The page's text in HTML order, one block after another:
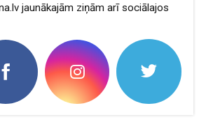
jaunākajām ziņām arī sociālajos